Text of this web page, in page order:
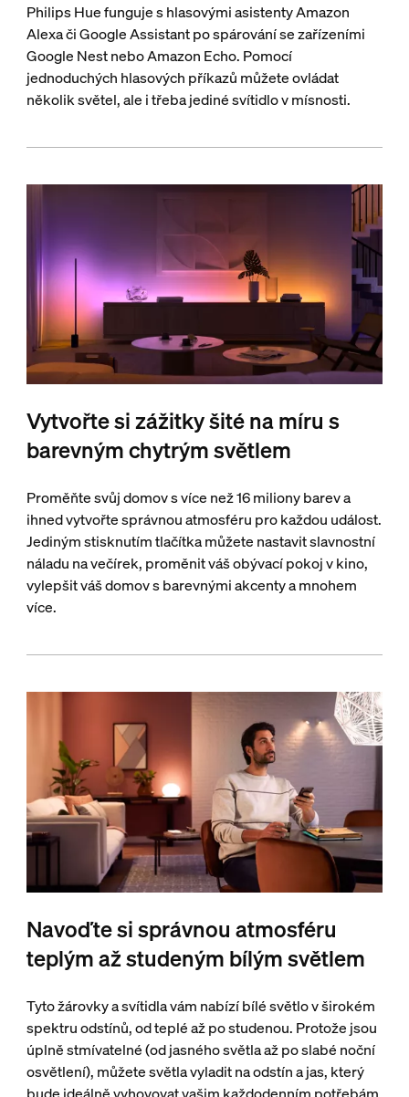
Philips Hue funguje s hlasovými asistenty Amazon
Alexa či Google Assistant po spárování se zařízeními
Google Nest nebo Amazon Echo. Pomocí
jednoduchých hlasových příkazů můžete ovládat
několik světel, ale i třeba jediné svítidlo v mísnosti.
Vytvořte si zážitky šité na míru s
barevným chytrým světlem
Proměňte svůj domov s více než 16 miliony barev a
ihned vytvořte správnou atmosféru pro každou událost.
Jediným stisknutím tlačítka můžete nastavit slavnostní
náladu na večírek, proměnit váš obývací pokoj v kino,
vylepšit váš domov s barevnými akcenty a mnohem
více.
Navoďte si správnou atmosféru
teplým až studeným bílým světlem
Tyto žárovky a svítidla vám nabízí bílé světlo v širokém
spektru odstínů, od teplé až po studenou. Protože jsou
úplně stmívatelné (od jasného světla až po slabé noční
osvětlení), můžete světla vyladit na odstín a jas, který
bude ideálně vyhovovat vašim každodenním potřebám.